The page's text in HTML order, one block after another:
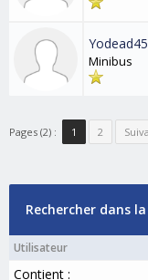
Yodead45
Minibus
Pages (2) : 1 2
Rechercher dans
Utilisateur
Contient :